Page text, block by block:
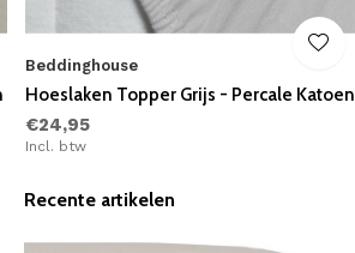
Beddinghouse
Hoeslaken Topper Grijs - Percale Katoen
€24,95
Incl. btw
Recente artikelen